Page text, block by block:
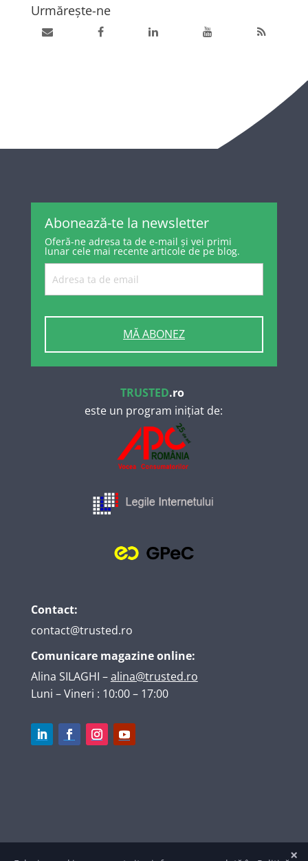
Urmărește-ne
Abonează-te la newsletter
Oferă-ne adresa ta de e-mail și vei primi
lunar cele mai recente articole de pe blog.
MĂ ABONEZ
TRUSTED.ro
este un program inițiat de:
Contact:
contact@trusted.ro
Comunicare magazine online:
Alina SILAGHI –alina@trusted.ro
Luni – Vineri : 10:00 – 17:00